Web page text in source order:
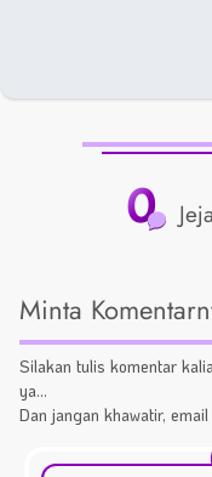
0
Minta
Silakan tulis komentar
ya...
Dan jangan khawatir,